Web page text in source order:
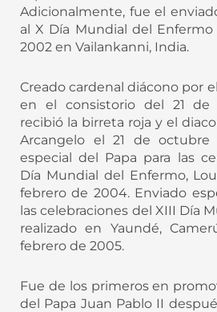
Adicionalmente, fue el
al X Día Mundial del Enfermo
2002 en Vailankanni, India.
Creado cardenal diácono por
en el consistorio del 21 de
recibió la birreta roja y el
Arcangelo el 21 de octubre
especial del Papa para las
Día Mundial del Enfermo,
febrero de 2004. Enviado
las celebraciones del XIII Día
realizado en Yaundé,
febrero de 2005.
Fue de los primeros en
del Papa Juan Pablo II